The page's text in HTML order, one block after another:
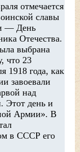
отмечается
славы
— День
Отечества.
выбрана
что 23
1918 года, как
завоевали
над
Этот день и
Армии». В
в СССР его